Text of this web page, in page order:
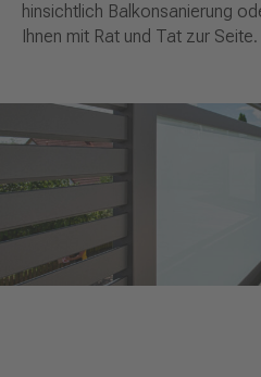
hinsichtlich Balkonsanierung
Ihnen mit Rat und Tat zur Seite.